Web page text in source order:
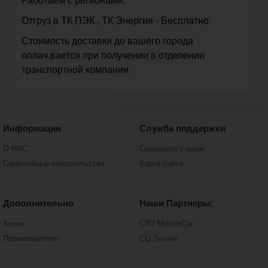
Отгруз в ТК ПЭК , ТК Энергия - Бесплатно
Стоимость доставки до вашего города
оплач.вается при получении в отделении
транспортной компании
Информация
О НАС
Гарантийные обязательства
Служба поддержки
Связаться с нами
Карта сайта
Дополнительно
Акции
Производители
Наши Партнеры:
СТО MasterCar
СЦ Техник